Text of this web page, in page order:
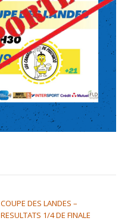
COUPE DES LANDES –
RESULTATS 1/4 DE FINALE